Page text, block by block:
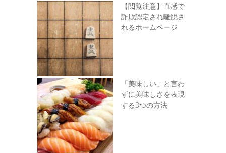
【閲覧注意】直感で
詐欺認定され離脱さ
れるホームページ
「美味しい」と言わ
ずに美味しさを表現
する3つの方法